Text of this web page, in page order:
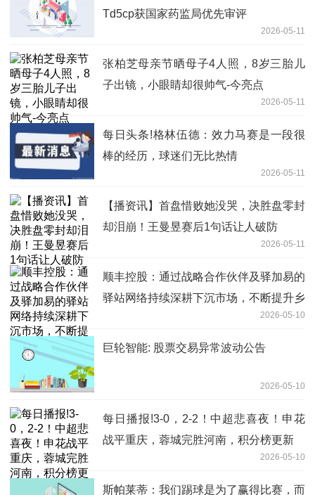
Td5cp获国家药监局优先审评
2026-05-11
张柏芝母亲节晒母子4人照，8岁三胎儿
子出镜，小眼睛却很帅气-今亮点
2026-05-11
每日头条!格林伍德：效力马赛是一段很
棒的经历，球迷们无比热情
2026-05-11
【播资讯】首盘惜败她没哭，决胜盘零封
却泪崩！王曼昱赛后1句话让人破防
2026-05-11
顺丰控股：通过战略合作伙伴及驿加易的
驿站网络持续深耕下沉市场，不断提升乡
2026-05-10
巨轮智能: 股票交易异常波动公告
2026-05-10
每日播报!3-0，2-2！中超悲喜夜！申花
战平重庆，蓉城完胜河南，积分榜更新
2026-05-10
斯帕莱蒂：我们踢球是为了赢得比赛，而